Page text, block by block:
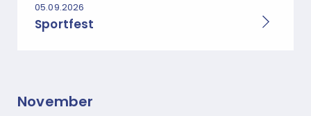
05.09.2026
Sportfest
November